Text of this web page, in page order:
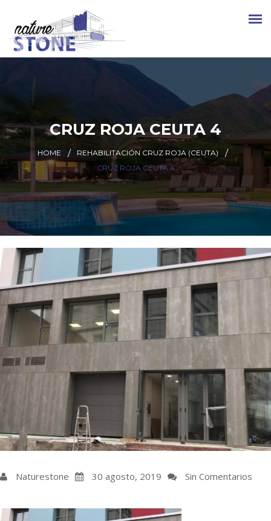
CRUZ ROJA CEUTA 4
HOME
REHABILITACIÓN CRUZ ROJA (CEUTA)
CRUZ ROJA CEUTA 4
Naturestone 30 agosto, 2019 Sin Comentarios